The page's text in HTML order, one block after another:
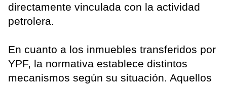
directamente vinculada con la actividad
petrolera.
En cuanto a los inmuebles transferidos por
YPF, la normativa establece distintos
mecanismos según su situación. Aquellos